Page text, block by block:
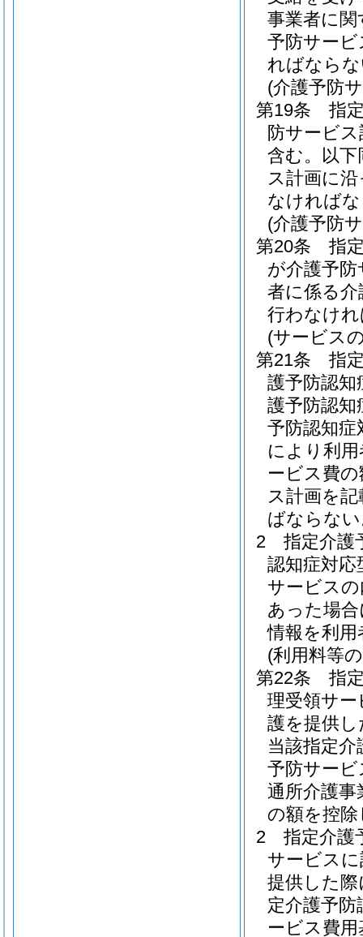
事業者に
予防サー
ればなら
(介護予防
第19条
指
防サービ
含む。以下
ス計画に
なければ
(介護予防
第20条
指
が介護予
者に係る
行わなけ
(サービス
第21条
指
護予防認知
護予防認知
予防認知症
により利
ービス費
ス計画を
ばならな
2
指定介護
認知症対
サービス
あった場
情報を利
(利用料等
第22条
指
理受領サー
護を提供
当該指定
予防サービ
通所介護
の額を控
2
指定介護
サービス
提供した
定介護予
ービス費